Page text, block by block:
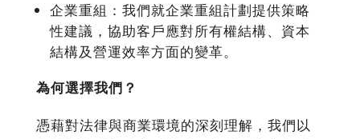
企業重組：我們就企業重組計劃提供策略
性建議，協助客戶應對所有權結構、資本
結構及營運效率方面的變革。
為何選擇我們？
憑藉對法律與商業環境的深刻理解，我們以